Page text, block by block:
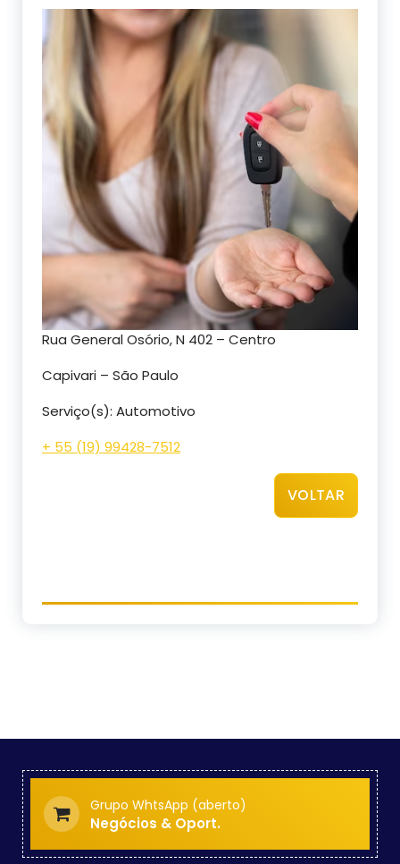
Rua General Osório, N 402 – Centro
Capivari – São Paulo
Serviço(s): Automotivo
+ 55 (19) 99428-7512
VOLTAR
Grupo WhtsApp (aberto)
Negócios & Oport.